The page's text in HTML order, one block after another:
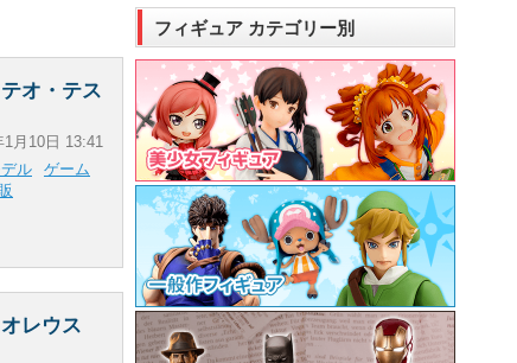
オ・テス
1月10日 13:41
ル
ゲーム
レウス
フィギュア カテゴリー別